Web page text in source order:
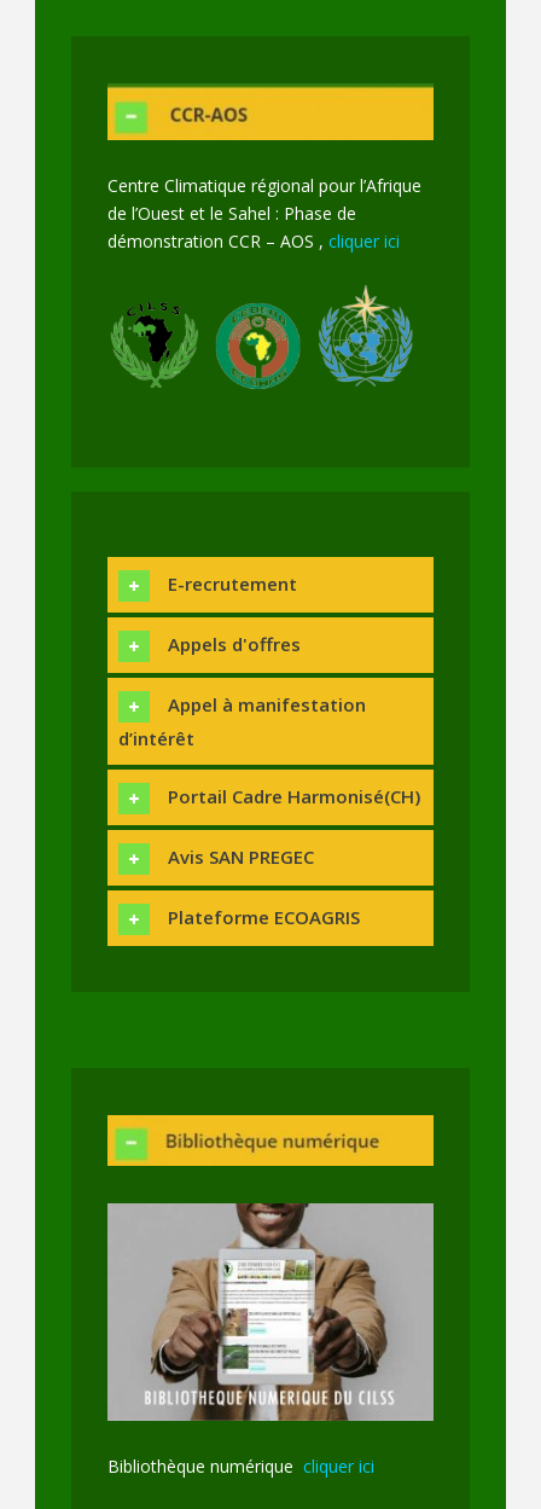
Centre Climatique régional pour l’Afrique
de l’Ouest et le Sahel : Phase de
démonstration CCR – AOS , cliquer ici
E-recrutement
Appels d'offres
Appel à manifestation
d’intérêt
Portail Cadre Harmonisé(CH)
Avis SAN PREGEC
Plateforme ECOAGRIS
Bibliothèque numérique cliquer ici